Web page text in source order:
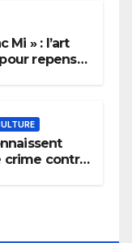
Mi » : l’art
repenser
crime contre